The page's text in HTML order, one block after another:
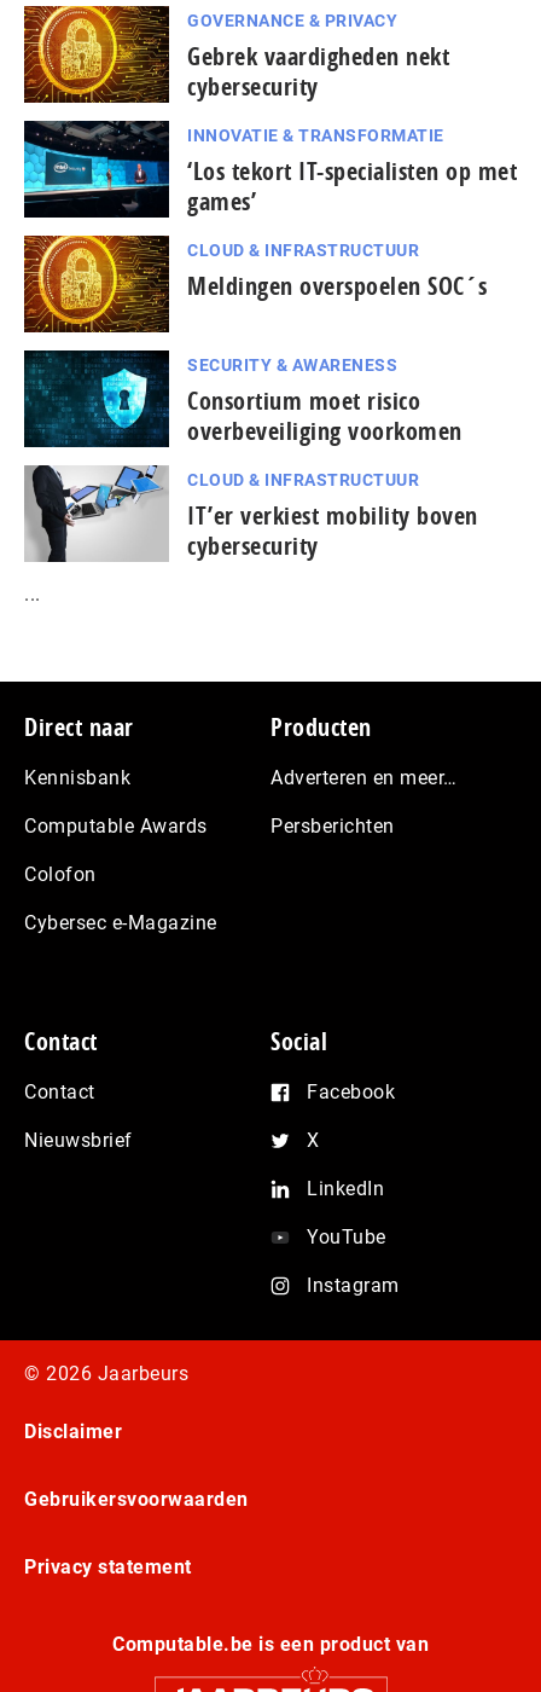
GOVERNANCE & PRIVACY
Gebrek vaardigheden nekt
cybersecurity
INNOVATIE & TRANSFORMATIE
‘Los tekort IT-specialisten op met
games’
CLOUD & INFRASTRUCTUUR
Meldingen overspoelen SOC´s
SECURITY & AWARENESS
Consortium moet risico
overbeveiliging voorkomen
CLOUD & INFRASTRUCTUUR
IT’er verkiest mobility boven
cybersecurity
...
Footer
Direct naar
Kennisbank
Computable Awards
Colofon
Cybersec e-Magazine
Producten
Adverteren en meer…
Persberichten
Contact
Contact
Nieuwsbrief
Social
Facebook
X
LinkedIn
YouTube
Instagram
© 2026 Jaarbeurs
Disclaimer
Gebruikersvoorwaarden
Privacy statement
Computable.be is een product van